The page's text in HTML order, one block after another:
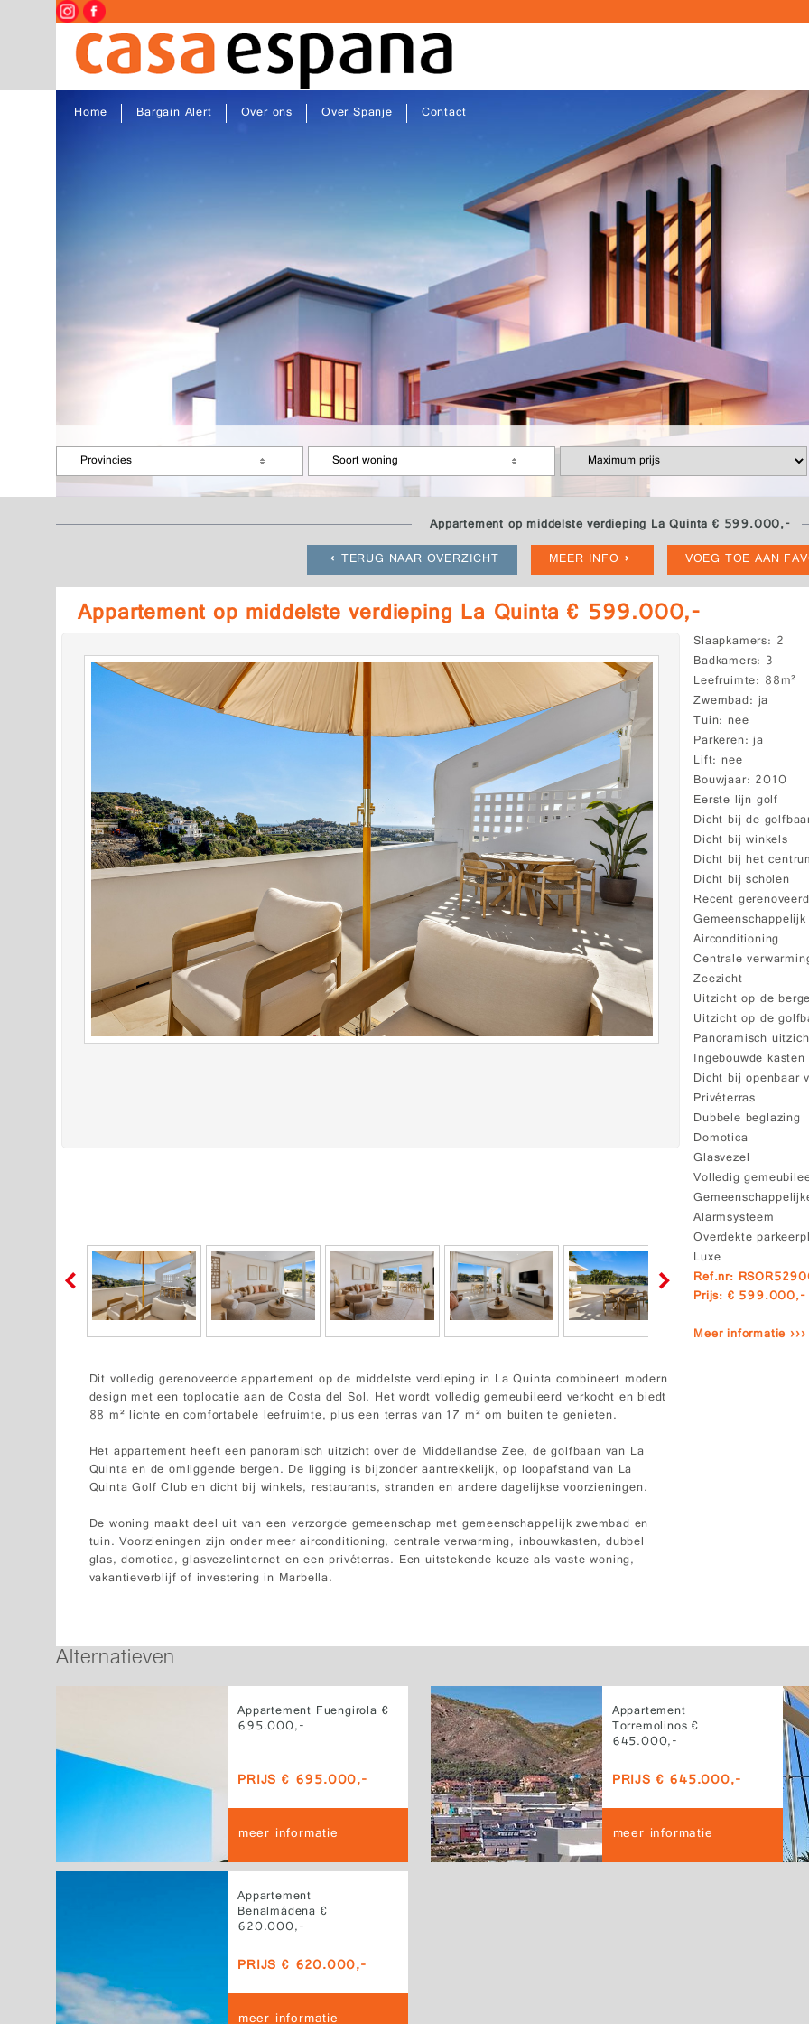
Home Bargain Alert Over ons Over Spanje Contact
Provincies Soort woning
Appartement op middelste verdieping La Quinta € 599.000,-
TERUG NAAR OVERZICHT
MEER INFO VOEG TOE AAN
Appartement op middelste verdieping La Quinta € 599.000,-
Slaapkamers 2
Badkamers 3
Leefruimte 88m²
Zwembad ja
Tuin nee
Parkeren ja
Lift nee
Bouwjaar 2010
Eerste lijn golf
Dicht bij de
Dicht bij winkels
Dicht bij het
Dicht bij scholen
Recent gerenoveerd
Airconditioning
Centrale
Zeezicht
Uitzicht op de
Uitzicht op de
Panoramisch
Ingebouwde kasten
Dicht bij openbaar
Privéterras
Dubbele beglazing
Domotica
Glasvezel
Volledig
Alarmsysteem
Overdekte
Luxe
Ref.nr:
Prijs: € 599.000,-
Meer informatie ›››
Dit volledig gerenoveerde appartement op de middelste verdieping in La Quinta combineert modern
design met een toplocatie aan de Costa del Sol. Het wordt volledig gemeubileerd verkocht en biedt
88 m² lichte en comfortabele leefruimte, plus een terras van 17 m² om buiten te genieten.
Het appartement heeft een panoramisch uitzicht over de Middellandse Zee, de golfbaan van La
Quinta en de omliggende bergen. De ligging is bijzonder aantrekkelijk, op loopafstand van La
Quinta Golf Club en dicht bij winkels, restaurants, stranden en andere dagelijkse voorzieningen.
De woning maakt deel uit van een verzorgde gemeenschap met gemeenschappelijk zwembad en
tuin. Voorzieningen zijn onder meer airconditioning, centrale verwarming, inbouwkasten, dubbel
glas, domotica, glasvezelinternet en een privéterras. Een uitstekende keuze als vaste woning,
vakantieverblijf of investering in Marbella.
Alternatieven
Appartement Fuengirola €
695.000,-
PRIJS € 695.000,-
meer informatie
Appartement
Torremolinos €
645.000,-
PRIJS € 645.000,-
meer informatie
Appartement
Benalmádena €
620.000,-
PRIJS € 620.000,-